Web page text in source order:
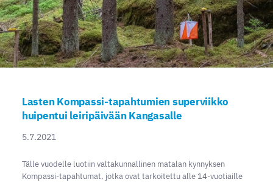
Lasten Kompassi-tapahtumien superviikko
huipentui leiripäivään Kangasalle
5.7.2021
Tälle vuodelle luotiin valtakunnallinen matalan kynnyksen
Kompassi-tapahtumat, jotka ovat tarkoitettu alle 14-vuotiaille